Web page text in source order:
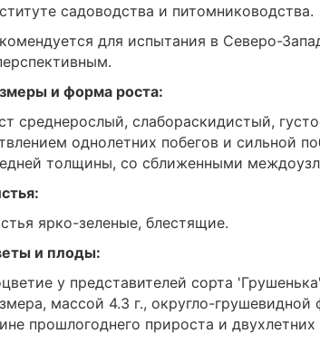
садоводства и питомниководства.
для испытания в Северо-
и форма роста:
среднерослый, слабораскидистый,
однолетних побегов и сильной
толщины, со сближенными
ярко-зеленые, блестящие.
и плоды:
у представителей сорта
массой 4.3 г., округло-
прошлогоднего прироста и двухлетних